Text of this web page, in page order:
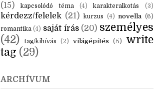
egyperces (13) életjel (23) fanfic (1) fantasy
(10) fordítás (7) gondolatok az írásról (12)
írói lét
(18) játék (44) játékra írtam
(15)
kapcsolódó téma (4) karakteralkotás (3)
kérdezz/felelek
tag/kihívás
tag (29)